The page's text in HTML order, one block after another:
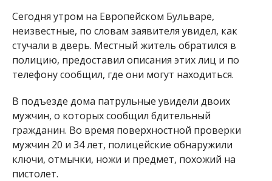
Сегодня утром на Европейском Бульваре,
неизвестные, по словам заявителя увидел, как
стучали в дверь. Местный житель обратился в
полицию, предоставил описания этих лиц и по
телефону сообщил, где они могут находиться.
В подъезде дома патрульные увидели двоих
мужчин, о которых сообщил бдительный
гражданин. Во время поверхностной проверки
мужчин 20 и 34 лет, полицейские обнаружили
ключи, отмычки, ножи и предмет, похожий на
пистолет.